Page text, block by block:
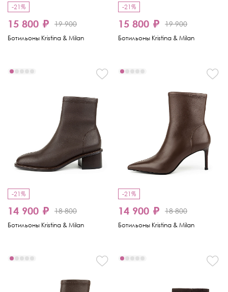
-21%
15 800 ₽ 19 900
Ботильоны Kristina & Milan
-21%
15 800 ₽ 19 900
Ботильоны Kristina & Milan
-21%
14 900 ₽ 18 800
Ботильоны Kristina & Milan
-21%
14 900 ₽ 18 800
Ботильоны Kristina & Milan